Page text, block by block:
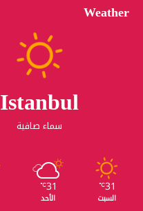
Weather
Istanbul
سماء صافية
31
℃
السبت
31
℃
الأحد